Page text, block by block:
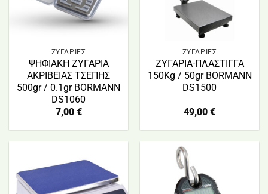
ΖΥΓΑΡΙΕΣ
ΨΗΦΙΑΚΗ ΖΥΓΑΡΙΑ
ΑΚΡΙΒΕΙΑΣ ΤΣΕΠΗΣ
500gr / 0.1gr BORMANN
DS1060
7,00 €
ΖΥΓΑΡΙΕΣ
ΖΥΓΑΡΙΑ-ΠΛΑΣΤΙΓΓΑ
150Kg / 50gr BORMANN
DS1500
49,00 €